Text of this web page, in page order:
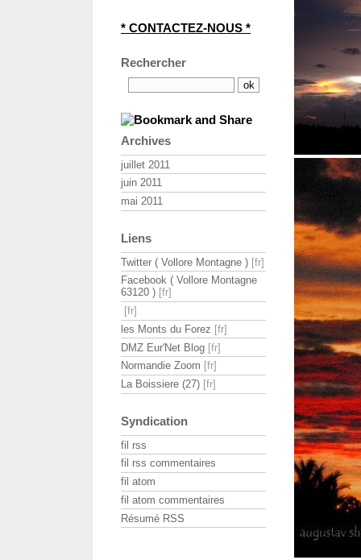
* CONTACTEZ-NOUS *
Rechercher
Archives
juillet 2011
juin 2011
mai 2011
Liens
Twitter ( Vollore Montagne )
Facebook ( Vollore Montagne
63120 )
les Monts du Forez
DMZ Eur'Net Blog
Normandie Zoom
La Boissiere (27)
Syndication
fil rss
fil rss commentaires
fil atom
fil atom commentaires
Résumé RSS